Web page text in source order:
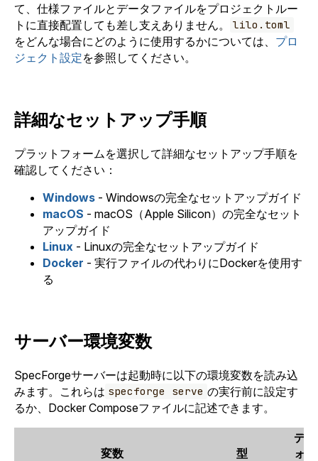
て、仕様ファイルとデータファイルをプロジェクトルー
トに直接配置しても差し支えありません。
lilo.toml
をどんな場合にどのように使用するかについては、 プロ
ジェクト設定を参照してください。
詳細なセットアップ手順
プラットフォームを選択して詳細なセットアップ手順を
確認してください：
Windows - Windowsの完全なセットアップガイド
macOS - macOS（Apple Silicon）の完全なセット
アップガイド
Linux - Linuxの完全なセットアップガイド
Docker - 実行ファイルの代わりにDockerを使用す
る
サーバー環境変数
SpecForgeサーバーは起動時に以下の環境変数を読み込
みます。これらは specforge serve の実行前に設定す
るか、Docker Composeファイルに記述できます。
変数 型
デフ
ォル